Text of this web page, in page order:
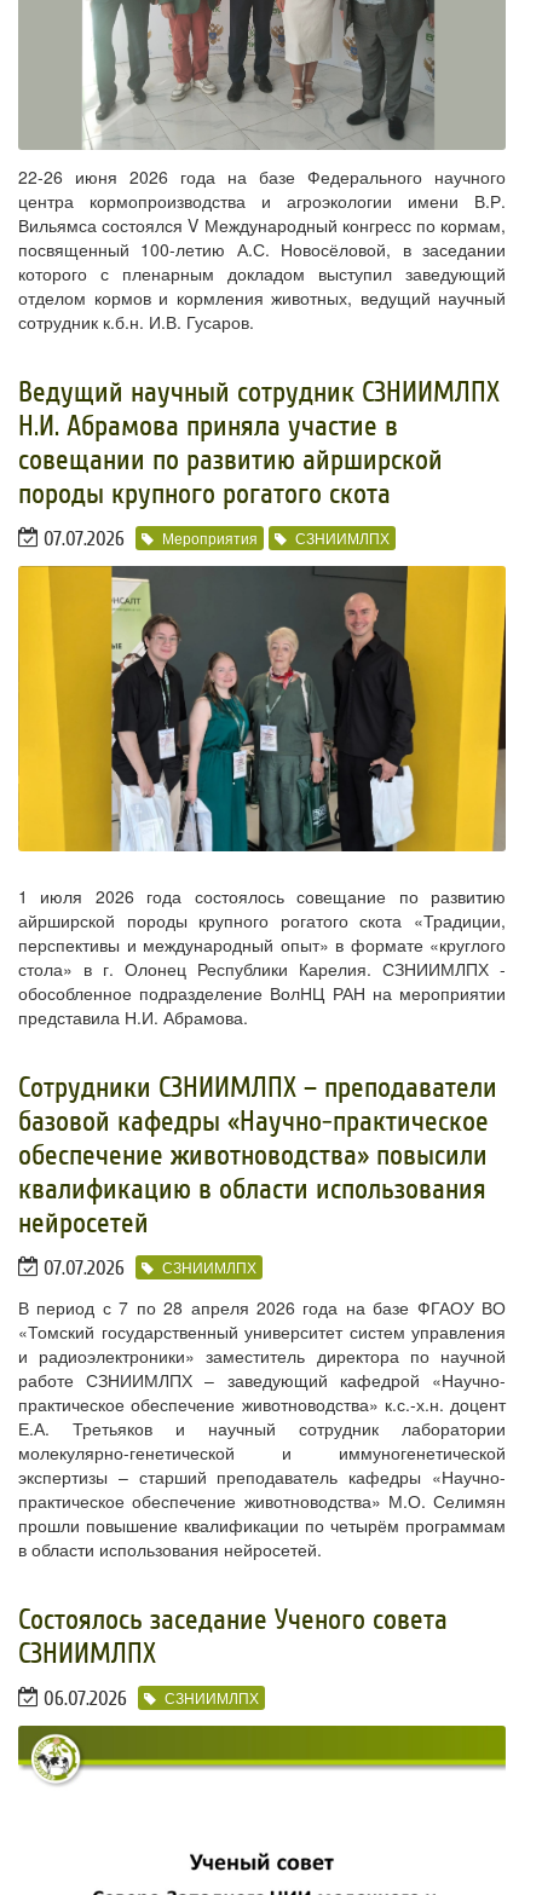
22-26 июня 2026 года на базе Федерального научного
центра кормопроизводства и агроэкологии имени В.Р.
Вильямса состоялся V Международный конгресс по кормам,
посвященный 100-летию А.С. Новосёловой, в заседании
которого с пленарным докладом выступил заведующий
отделом кормов и кормления животных, ведущий научный
сотрудник к.б.н. И.В. Гусаров.
​Ведущий научный сотрудник СЗНИИМЛПХ
Н.И. Абрамова приняла участие в
совещании по развитию айрширской
породы крупного рогатого скота
07.07.2026 Мероприятия СЗНИИМЛПХ
1 июля 2026 года состоялось совещание по развитию
айрширской породы крупного рогатого скота «Традиции,
перспективы и международный опыт» в формате «круглого
стола» в г. Олонец Республики Карелия. СЗНИИМЛПХ -
обособленное подразделение ВолНЦ РАН на мероприятии
представила Н.И. Абрамова.
​Сотрудники СЗНИИМЛПХ – преподаватели
базовой кафедры «Научно-практическое
обеспечение животноводства» повысили
квалификацию в области использования
нейросетей
07.07.2026 СЗНИИМЛПХ
В период с 7 по 28 апреля 2026 года на базе ФГАОУ ВО
«Томский государственный университет систем управления
и радиоэлектроники» заместитель директора по научной
работе СЗНИИМЛПХ – заведующий кафедрой «Научно-
практическое обеспечение животноводства» к.с.-х.н. доцент
Е.А. Третьяков и научный сотрудник лаборатории
молекулярно-генетической и иммуногенетической
экспертизы – старший преподаватель кафедры «Научно-
практическое обеспечение животноводства» М.О. Селимян
прошли повышение квалификации по четырём программам
в области использования нейросетей.
​Состоялось заседание Ученого совета
СЗНИИМЛПХ
06.07.2026 СЗНИИМЛПХ